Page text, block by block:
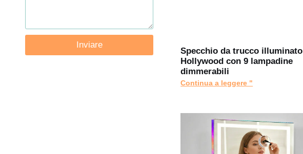
Inviare
Specchio da trucco illuminato
Hollywood con 9 lampadine
dimmerabili
Continua a leggere "